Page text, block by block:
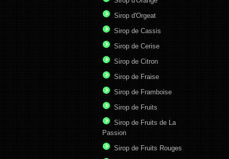
Sirop d'Orgeat
Sirop de Cassis
Sirop de Cerise
Sirop de Citron
Sirop de Fraise
Sirop de Framboise
Sirop de Fruits
Sirop de Fruits de La
Passion
Sirop de Fruits Rouges